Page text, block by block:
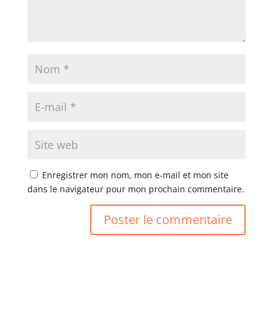
Enregistrer mon nom, mon e-mail et mon site
dans le navigateur pour mon prochain commentaire.